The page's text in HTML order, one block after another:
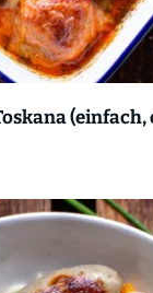
(einfach,